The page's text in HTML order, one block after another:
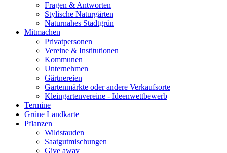
Fragen & Antworten
Stylische Naturgärten
Naturnahes Stadtgrün
Mitmachen
Privatpersonen
Vereine & Institutionen
Kommunen
Unternehmen
Gärtnereien
Gartenmärkte oder andere Verkaufsorte
Kleingartenvereine - Ideenwettbewerb
Termine
Grüne Landkarte
Pflanzen
Wildstauden
Saatgutmischungen
Give away